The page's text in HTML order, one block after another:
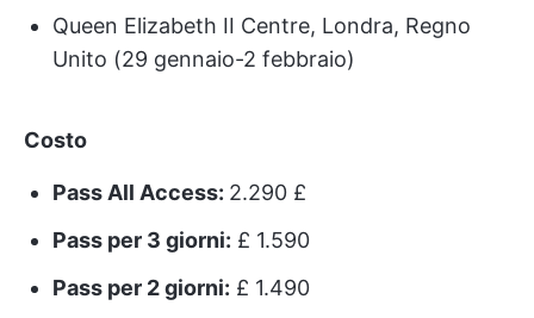
Queen Elizabeth II Centre, Londra, Regno
Unito (29 gennaio-2 febbraio)
Costo
Pass All Access: 2.290 £
Pass per 3 giorni: £ 1.590
Pass per 2 giorni: £ 1.490